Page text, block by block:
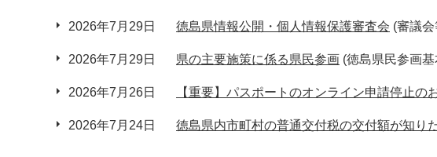
2026年7月29日 徳島県情報公開・個人情報保護審査会 (審議
2026年7月29日 県の主要施策に係る県民参画 (徳島県民参画
2026年7月26日 【重要】パスポートのオンライン申請停止の
2026年7月24日 徳島県内市町村の普通交付税の交付額が知りた